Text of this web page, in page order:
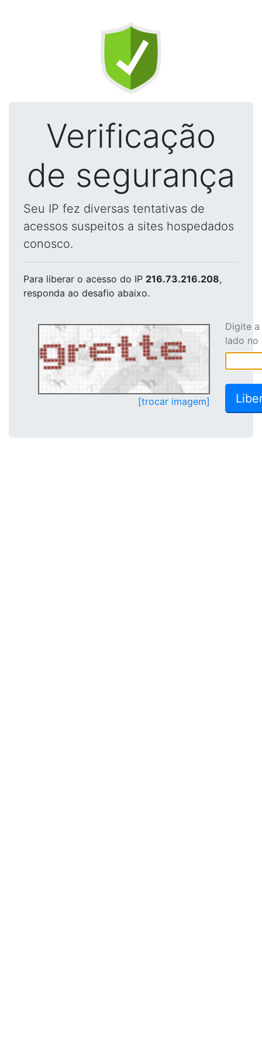
Verificação
de segurança
Seu IP fez diversas tentativas de
acessos suspeitos a sites hospedados
conosco.
Para liberar o acesso do IP 216.73.216.208,
responda ao desafio abaixo.
[trocar imagem]
Digite
lado no